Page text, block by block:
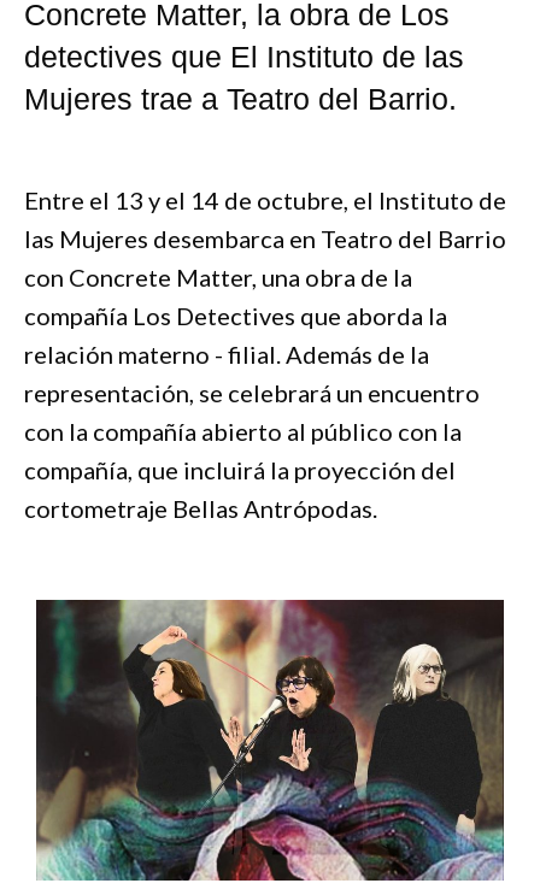
Concrete Matter, la obra de Los
detectives que El Instituto de las
Mujeres trae a Teatro del Barrio.
Entre el 13 y el 14 de octubre, el Instituto de
las Mujeres desembarca en Teatro del Barrio
con Concrete Matter, una obra de la
compañía Los Detectives que aborda la
relación materno - filial. Además de la
representación, se celebrará un encuentro
con la compañía abierto al público con la
compañía, que incluirá la proyección del
cortometraje Bellas Antrópodas.